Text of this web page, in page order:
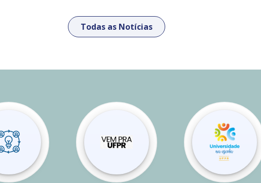
Todas as Notícias